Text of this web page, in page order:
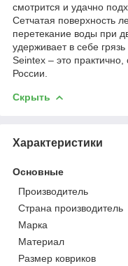
смотрится и удачно
Сетчатая поверхность
перетекание воды при
удерживает в себе
Seintex – это
России.
Скрыть
Характеристики
Основные
Производитель
Страна производитель
Марка
Материал
Размер ковриков